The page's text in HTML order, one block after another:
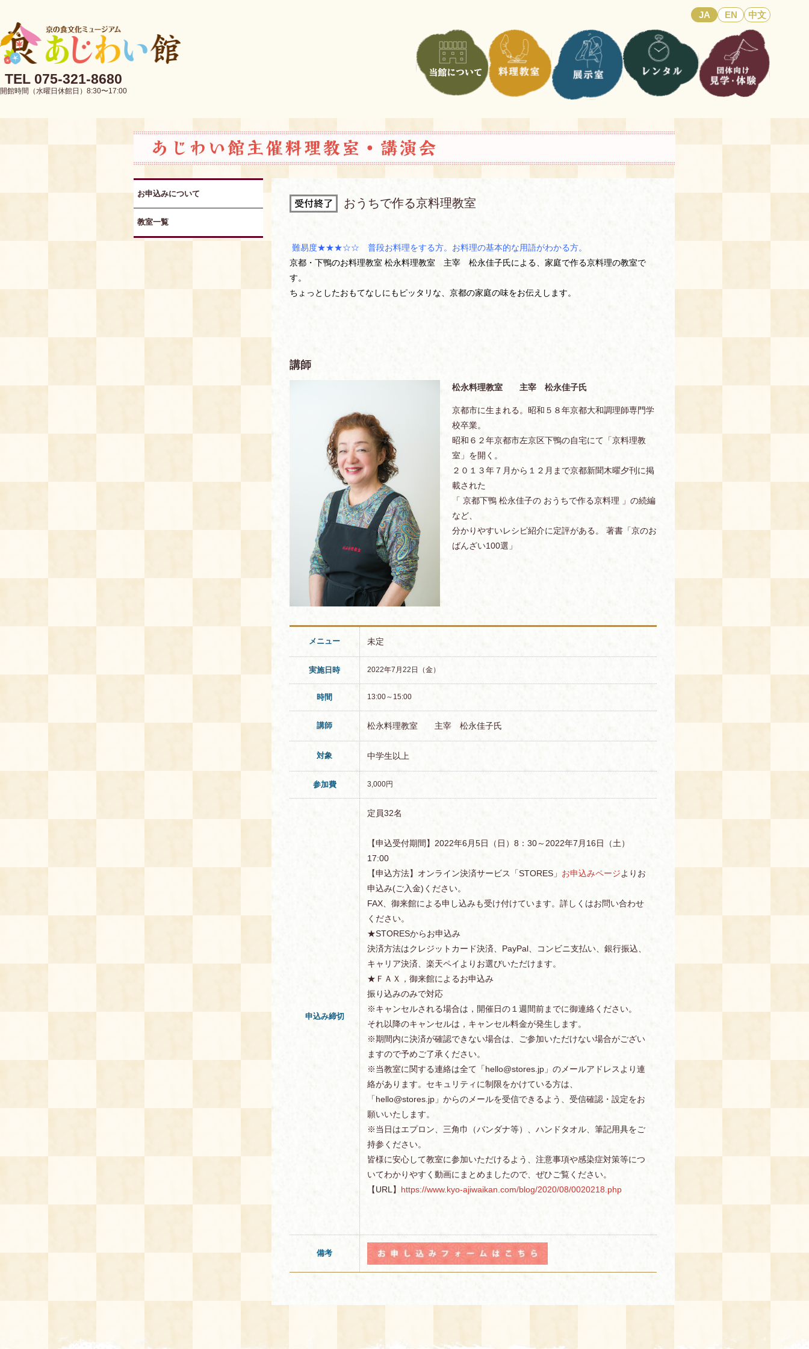
JA EN 中文
TEL 075-321-8680
開館時間（水曜日休館日）8:30〜17:00
お申込みについて
教室一覧
おうちで作る京料理教室
難易度★★★☆☆ 普段お料理をする方。お料理の基本的な用語がわかる方。
京都・下鴨のお料理教室 松永料理教室 主宰 松永佳子氏による、家庭で作る京料理の教室で
す。
ちょっとしたおもてなしにもピッタリな、京都の家庭の味をお伝えします。
講師
松永料理教室 主宰 松永佳子氏
京都市に生まれる。昭和５８年京都大和調理師専門学
校卒業。
昭和６２年京都市左京区下鴨の自宅にて「京料理教
室」を開く。
２０１３年７月から１２月まで京都新聞木曜夕刊に掲
載された
「 京都下鴨 松永佳子の おうちで作る京料理 」の続編
など、
分かりやすいレシピ紹介に定評がある。 著書「京のお
ばんざい100選」
メニュー 未定
実施日時 2022年7月22日（金）
時間 13:00～15:00
講師 松永料理教室 主宰 松永佳子氏
対象 中学生以上
参加費 3,000円
申込み締切
定員32名
【申込受付期間】2022年6月5日（日）8：30～2022年7月16日（土）
17:00
【申込方法】オンライン決済サービス「STORES」 お申込みページよりお
申込み(ご入金)ください。
FAX、御来館による申し込みも受け付けています。詳しくはお問い合わせ
ください。
★STORESからお申込み
決済方法はクレジットカード決済、PayPal、コンビニ支払い、銀行振込、
キャリア決済、楽天ペイよりお選びいただけます。
★ＦＡＸ，御来館によるお申込み
振り込みのみで対応
※キャンセルされる場合は，開催日の１週間前までに御連絡ください。
それ以降のキャンセルは，キャンセル料金が発生します。
※期間内に決済が確認できない場合は、ご参加いただけない場合がござい
ますので予めご了承ください。
※当教室に関する連絡は全て「hello@stores.jp」のメールアドレスより連
絡があります。セキュリティに制限をかけている方は、
「hello@stores.jp」からのメールを受信できるよう、受信確認・設定をお
願いいたします。
※当日はエプロン、三角巾（バンダナ等）、ハンドタオル、筆記用具をご
持参ください。
皆様に安心して教室に参加いただけるよう、注意事項や感染症対策等につ
いてわかりやすく動画にまとめましたので、ぜひご覧ください。
【URL】 https://www.kyo-ajiwaikan.com/blog/2020/08/0020218.php
備考